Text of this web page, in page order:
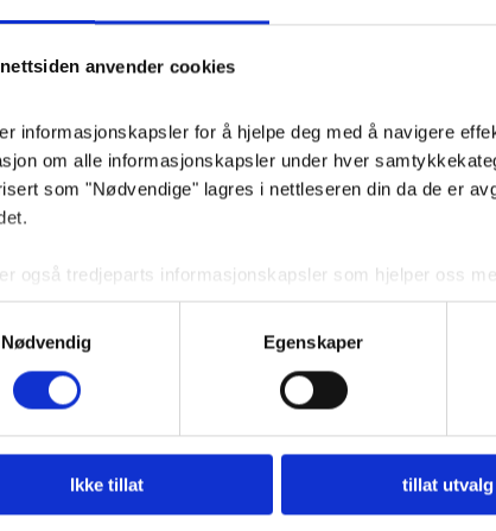
anvender cookies
informasjonskapsler for å hjelpe deg med å navigere
om alle informasjonskapsler under hver
som "Nødvendige" lagres i nettleseren din da de er
også tredjeparts informasjonskapsler som hjelper oss
dine og angir innhold og annonser som er
nettleseren din med ditt forhåndssamtykke.
velge å aktivere eller deaktivere noen eller alle disse
Nødvendig
Egenskaper
Ikke tillat tillat utvalg